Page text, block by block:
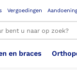
Vergoedingen
en braces